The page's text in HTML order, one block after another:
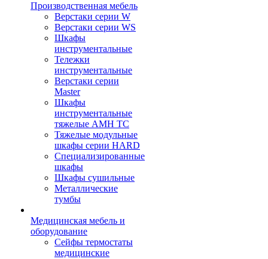
Производственная мебель
Верстаки серии W
Верстаки серии WS
Шкафы
инструментальные
Тележки
инструментальные
Верстаки серии
Master
Шкафы
инструментальные
тяжелые AMH TC
Тяжелые модульные
шкафы серии HARD
Cпециализированные
шкафы
Шкафы сушильные
Металлические
тумбы
Медицинская мебель и
оборудование
Сейфы термостаты
медицинские